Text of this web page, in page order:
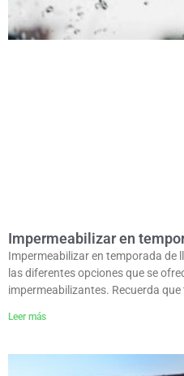
Impermeabilizar en
Impermeabilizar en temporada de
las diferentes opciones que se
impermeabilizantes. Recuerda que
Leer más